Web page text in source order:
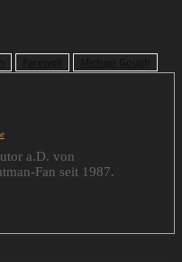
a.D. von
Fan seit 1987.